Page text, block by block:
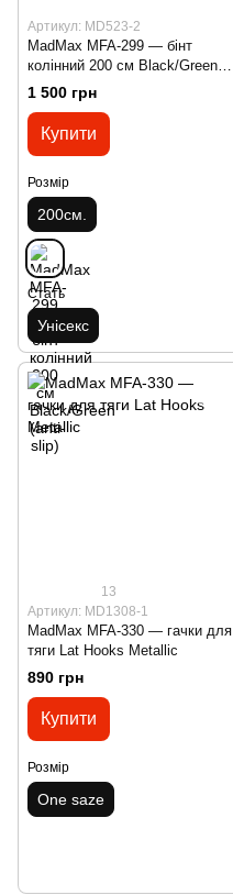
Артикул: MD523-2
MadMax MFA-299 — бінт
колінний 200 см Black/Green
(anti-slip)
1 500 грн
Купити
Розмір
200см.
Стать
Унісекс
13
Артикул: MD1308-1
MadMax MFA-330 — гачки для
тяги Lat Hooks Metallic
890 грн
Купити
Розмір
One saze